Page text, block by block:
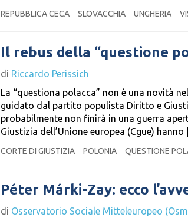
REPUBBLICA CECA
SLOVACCHIA UNGHERIA
Il rebus della “questione
di Riccardo Perissich
La “questiona polacca” non è una novità
guidato dal partito populista Diritto e
probabilmente non finirà in una guerra
Giustizia dell’Unione europea (Cgue)
CORTE DI GIUSTIZIA POLONIA QUESTIONE
Péter Márki-Zay: ecco
di Osservatorio Sociale Mitteleuropeo